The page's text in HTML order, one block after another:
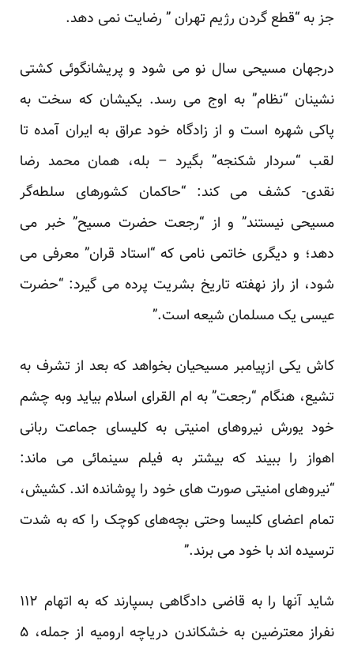
جز به “قطع گردن رژیم تهران ” رضایت نمی دهد.
درجهان مسیحی سال نو می شود و پریشانگوئی کشتی
نشینان “نظام” به اوج می رسد. یکیشان که سخت به
پاکی شهره است و از زادگاه خود عراق به ایران آمده تا
لقب “سردار شکنجه” بگیرد – بله، همان محمد رضا
نقدی- کشف می کند: “حاکمان کشورهای سلطه‌گر
مسیحی نیستند” و از “رجعت حضرت مسیح” خبر می
دهد؛ و دیگری خاتمی نامی که “استاد قران” معرفی می
شود، از راز نهفته تاریخ بشریت پرده می گیرد: “حضرت
عیسی یک مسلمان شیعه است.”
کاش یکی ازپیامبر مسیحیان بخواهد که بعد از تشرف به
تشیع، هنگام “رجعت” به ام القرای اسلام بیاید وبه چشم
خود یورش نیروهای امنیتی به کلیسای جماعت ربانی
اهواز را ببیند که بیشتر به فیلم سینمائی می ماند:
“نیروهای امنیتی صورت های خود را پوشانده اند. کشیش،
تمام اعضای کلیسا وحتی بچه‌های کوچک را که به شدت
ترسیده اند با خود می برند.”
شاید آنها را به قاضی دادگاهی بسپارند که به اتهام ۱۱۲
نفراز معترضین به خشکاندن دریاچه ارومیه از جمله، ۵